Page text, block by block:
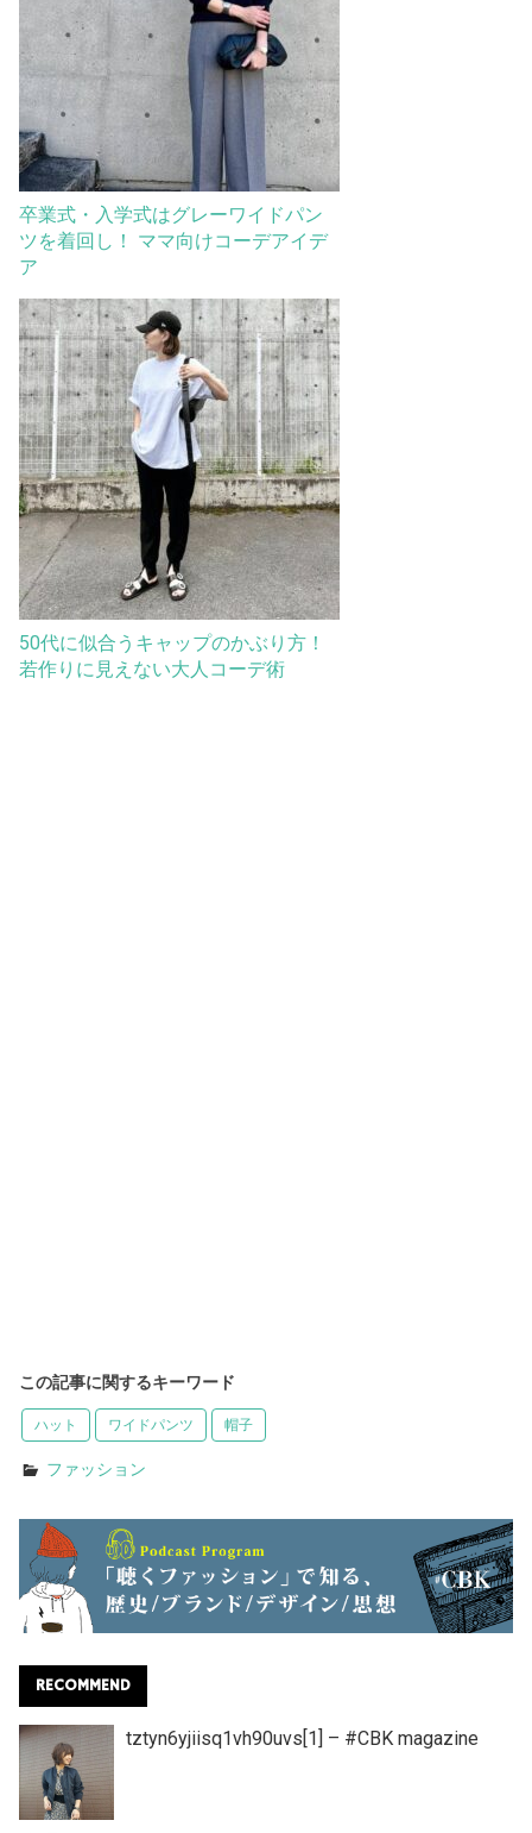
卒業式・入学式はグレーワイドパン
ツを着回し！ ママ向けコーデアイデ
ア
50代に似合うキャップのかぶり方！
若作りに見えない大人コーデ術
この記事に関するキーワード
ハット ワイドパンツ 帽子
ファッション
RECOMMEND
tztyn6yjiisq1vh90uvs[1] – #CBK magazine